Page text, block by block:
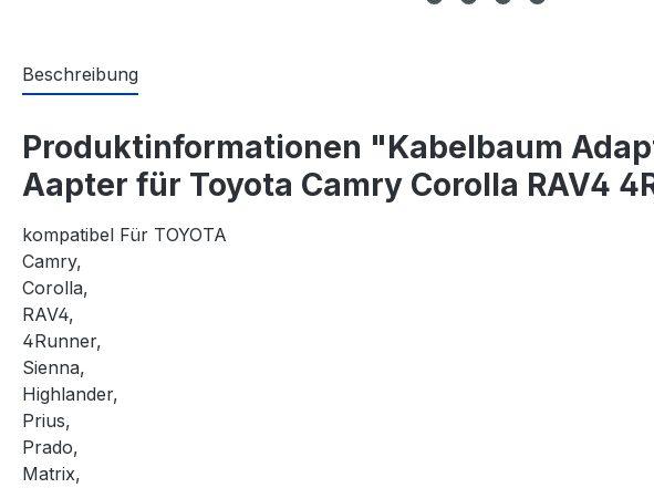
Beschreibung
Produktinformationen "Kabelbaum
Aapter für Toyota Camry Corolla RAV4
kompatibel Für TOYOTA
Camry,
Corolla,
RAV4,
4Runner,
Sienna,
Highlander,
Prius,
Prado,
Matrix,